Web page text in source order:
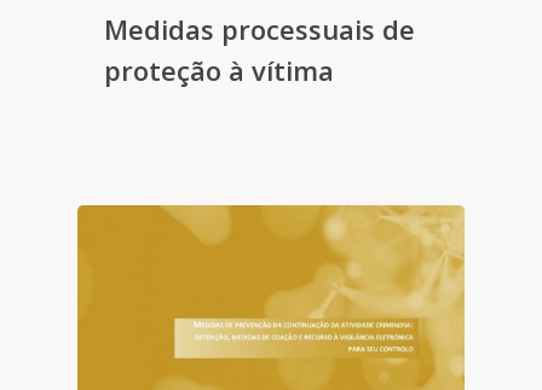
Medidas processuais de
proteção à vítima